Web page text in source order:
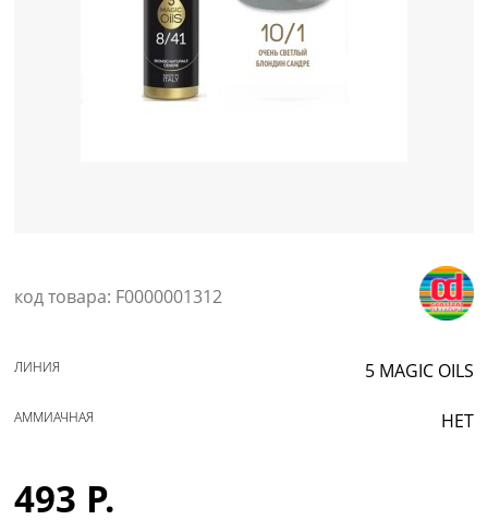
Уход за кожей
код товара: F0000001312
5 MAGIC OILS
ЛИНИЯ
НЕТ
АММИАЧНАЯ
493 Р.